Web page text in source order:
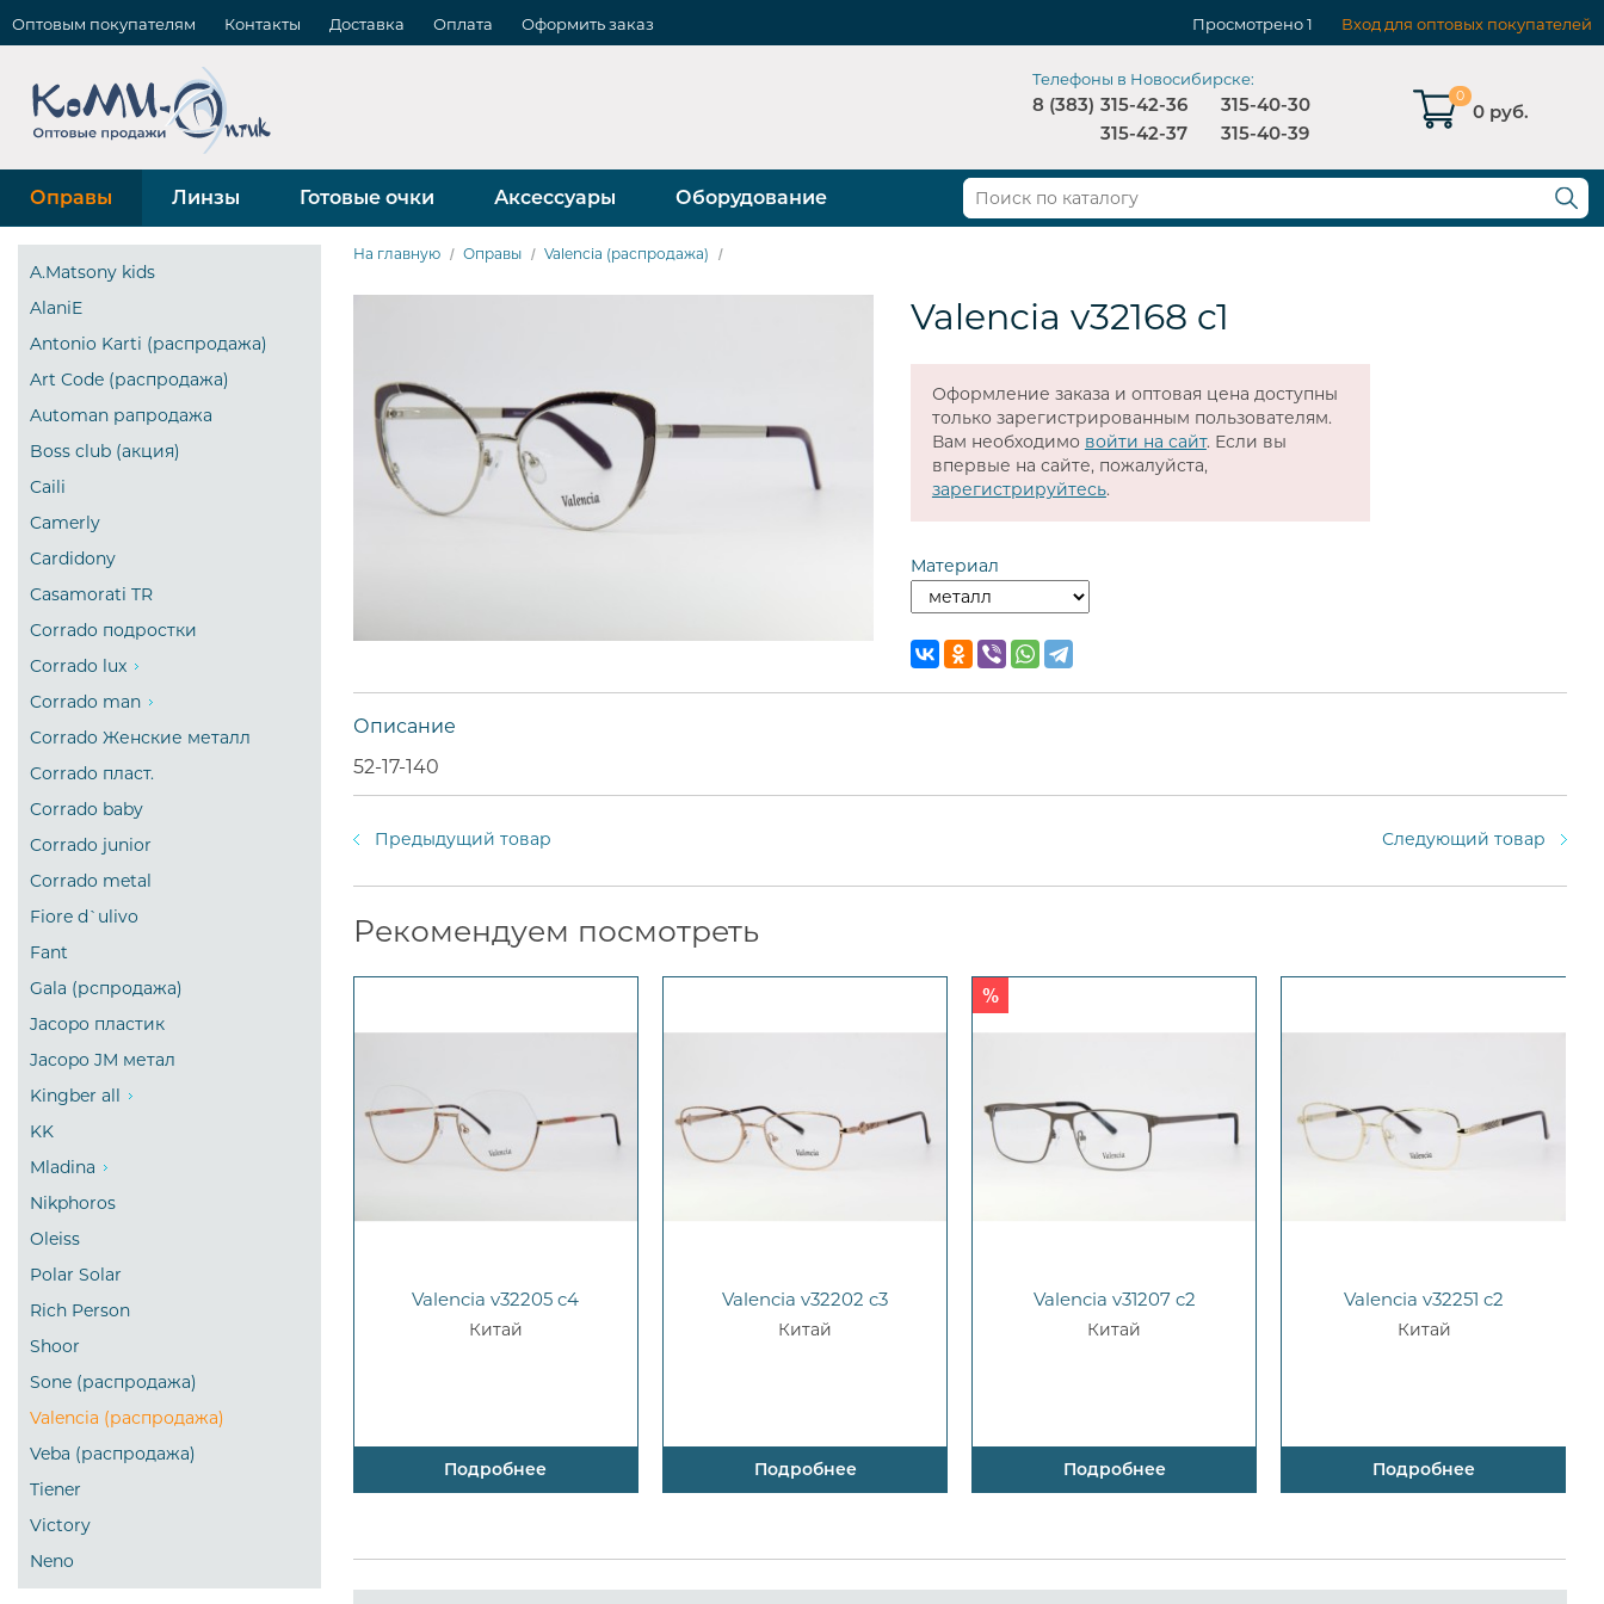
Оптовым покупателям Контакты Доставка Оплата Оформить заказ Просмотрено1 Вход для оптовых покупателей
0
0 руб.
Телефоны в Новосибирске:
8 (383) 315-42-36
315-40-30
315-42-37
315-40-39
Оправы Линзы Готовые очки Аксессуары Оборудование
A.Matsony kids
AlaniE
Antonio Karti (распродажа)
Art Code (распродажа)
Automan рапродажа
Boss club (акция)
Caili
Camerly
Cardidony
Casamorati TR
Corrado подростки
Corrado lux
Corrado man
Corrado Женские металл
Corrado пласт.
Corrado baby
Corrado junior
Corrado metal
Fiore d`ulivo
Fant
Gala (рспродажа)
Jacopo пластик
Jacopo JM метал
Kingber all
KK
Mladina
Nikphoros
Oleiss
Polar Solar
Rich Person
Shoor
Sone (распродажа)
Valencia (распродажа)
Veba (распродажа)
Tiener
Victory
Neno
На главную Оправы Valencia (распродажа)
Valencia v32168 c1
Оформление заказа и оптовая цена доступны
только зарегистрированным пользователям.
Вам необходимо войти на сайт. Если вы
впервые на сайте, пожалуйста,
зарегистрируйтесь.
Материал
Описание
52-17-140
Предыдущий товар Следующий товар
Рекомендуем посмотреть
Valencia v32205 c4
Китай
Подробнее
Valencia v32202 c3
Китай
Подробнее
Valencia v31207 c2
Китай
Подробнее
Valencia v32251 c2
Китай
Подробнее